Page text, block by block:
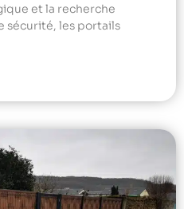
et la recherche
sécurité, les portails